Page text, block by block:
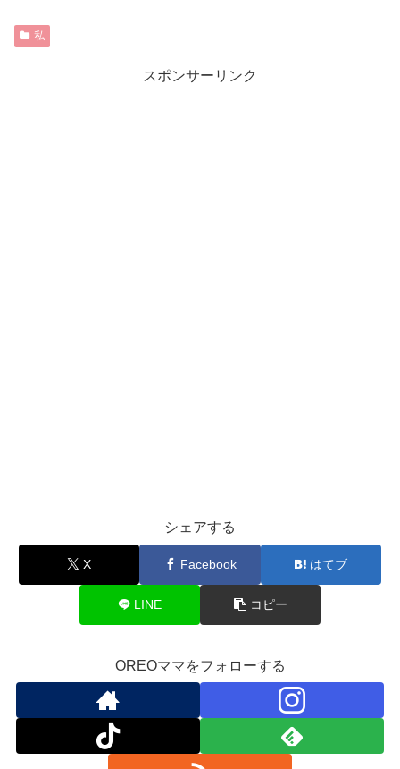
私
スポンサーリンク
シェアする
X Facebook はてブ
LINE コピー
OREOママをフォローする